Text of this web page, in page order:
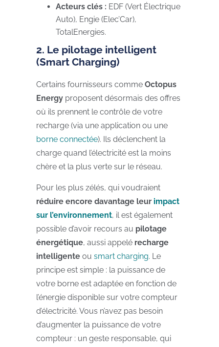
Acteurs clés : EDF (Vert Électrique
Auto), Engie (Elec’Car),
TotalEnergies.
2. Le pilotage intelligent
(Smart Charging)
Certains fournisseurs comme Octopus
Energy proposent désormais des offres
où ils prennent le contrôle de votre
recharge (via une application ou une
borne connectée). Ils déclenchent la
charge quand l’électricité est la moins
chère et la plus verte sur le réseau.
Pour les plus zélés, qui voudraient
réduire encore davantage leur impact
sur l’environnement, il est également
possible d’avoir recours au pilotage
énergétique, aussi appelé recharge
intelligente ou smart charging. Le
principe est simple : la puissance de
votre borne est adaptée en fonction de
l’énergie disponible sur votre compteur
d’électricité. Vous n’avez pas besoin
d’augmenter la puissance de votre
compteur : un geste responsable, qui